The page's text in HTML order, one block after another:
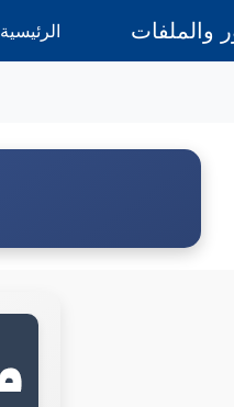
والملفات الرئيسية